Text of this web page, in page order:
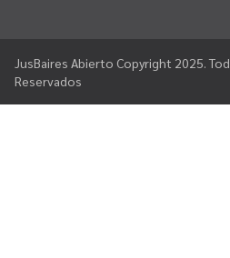
JusBaires Abierto Copyright 2025.
Reservados